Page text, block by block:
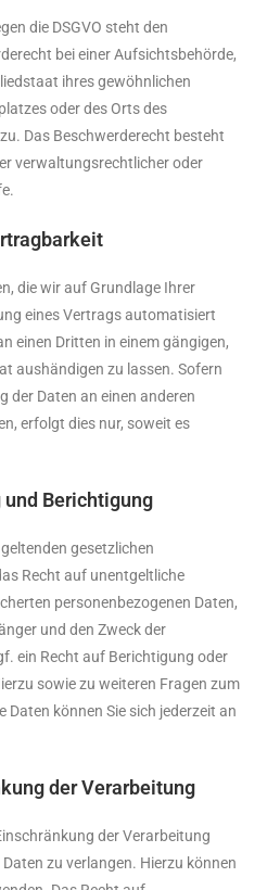
die DSGVO steht den
bei einer Aufsichtsbehörde,
ihres gewöhnlichen
oder des Orts des
Das Beschwerderecht besteht
verwaltungsrechtlicher oder
die wir auf Grundlage Ihrer
eines Vertrags automatisiert
einen Dritten in einem gängigen,
aushändigen zu lassen. Sofern
der Daten an einen anderen
erfolgt dies nur, soweit es
Berichtigung
gesetzlichen
Recht auf unentgeltliche
personenbezogenen Daten,
und den Zweck der
ein Recht auf Berichtigung oder
sowie zu weiteren Fragen zum
Daten können Sie sich jederzeit an
der Verarbeitung
der Verarbeitung
zu verlangen. Hierzu können